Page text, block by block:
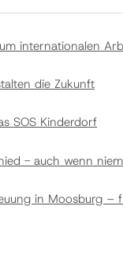
internationalen
die Zukunft
SOS Kinderdorf
- auch wenn
in Moosburg –